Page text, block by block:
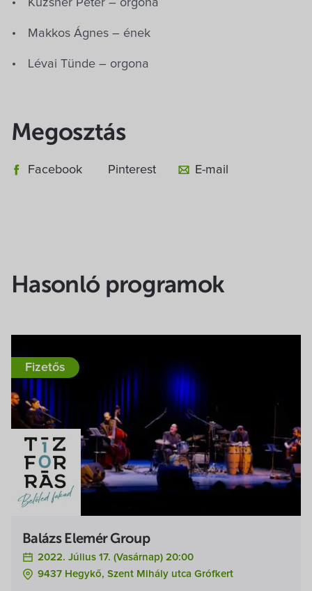
Kuzsner Péter – orgona
Makkos Ágnes – ének
Lévai Tünde – orgona
Megosztás
Facebook Pinterest E-mail
Hasonló programok
Fizetős
Balázs Elemér Group
2022. Július 17. (vasárnap) 20:00
9437 Hegykő, Szent Mihály utca Grófkert